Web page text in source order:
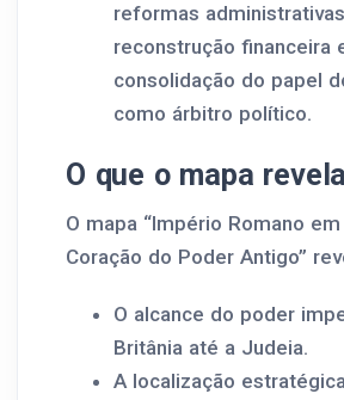
reformas
reconstrução financeira
consolidação do papel
como árbitro político.
O que o mapa revela
O mapa “Império Romano
Coração do Poder Antigo”
O alcance do poder
Britânia até a Judeia.
A localização